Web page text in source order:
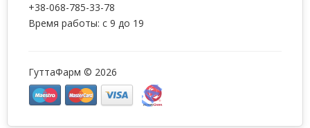
+38-068-785-33-78
Время работы: с 9 до 19
ГуттаФарм © 2026